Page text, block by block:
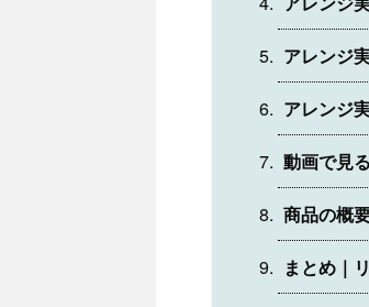
アレンジ
アレンジ
動画で見
商品の概
まとめ｜